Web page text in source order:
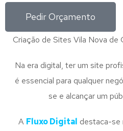
Pedir Orçamento
Criação de Sites Vila Nova de
Na era digital, ter um site
é essencial para qualquer
se e alcançar um
A Fluxo Digital destaca-se